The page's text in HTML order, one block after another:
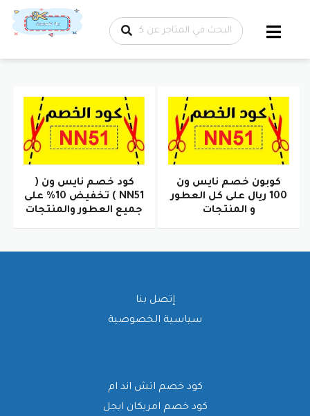
تخطي إلى
المحتوى
كوبون خصم نايس ون
100 ريال على كل العطور
و المنتجات
كود خصم نايس ون (
NN51 ) تخفيض 10% على
جميع العطور والمنتجات
إتصل بنا
سياسية الخصوصية
كود خصم اتش اند ام
كود خصم امريكان ايجل